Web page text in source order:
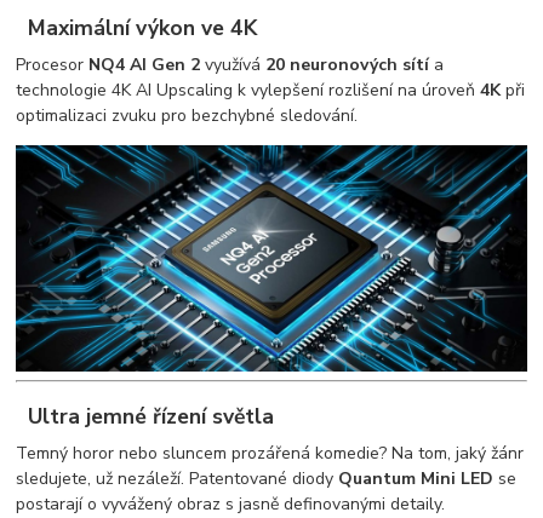
Maximální výkon ve 4K
Procesor NQ4 AI Gen 2 využívá 20 neuronových sítía
technologie 4K AI Upscaling k vylepšení rozlišení na úroveň4Kpři
optimalizaci zvuku pro bezchybné sledování.
Ultra jemné řízení světla
Temný horor nebo sluncem prozářená komedie? Na tom, jaký žánr
sledujete, už nezáleží. Patentované diody Quantum Mini LED se
postarají o vyvážený obraz s jasně definovanými detaily.